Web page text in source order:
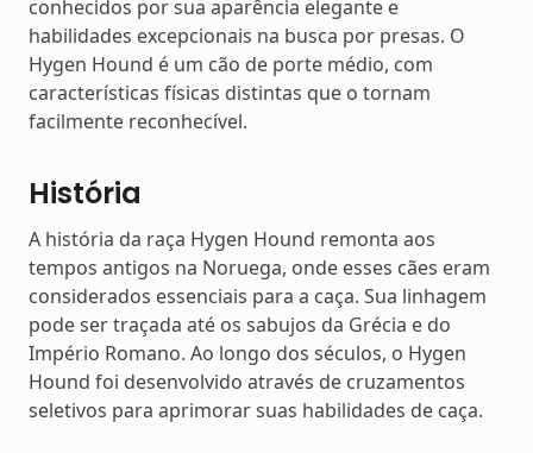
conhecidos por sua aparência elegante e
habilidades excepcionais na busca por presas. O
Hygen Hound é um cão de porte médio, com
características físicas distintas que o tornam
facilmente reconhecível.
História
A história da raça Hygen Hound remonta aos
tempos antigos na Noruega, onde esses cães eram
considerados essenciais para a caça. Sua linhagem
pode ser traçada até os sabujos da Grécia e do
Império Romano. Ao longo dos séculos, o Hygen
Hound foi desenvolvido através de cruzamentos
seletivos para aprimorar suas habilidades de caça.